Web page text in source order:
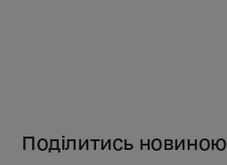
Поділитись новиною